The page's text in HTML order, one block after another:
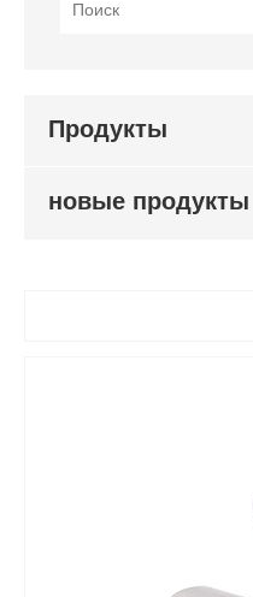
Продукты
новые продукты